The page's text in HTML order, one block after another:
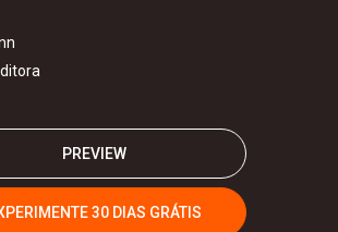
PREVIEW
30 DIAS GRÁTIS